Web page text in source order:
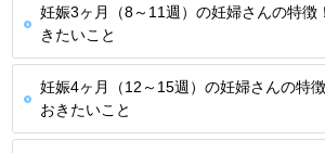
妊娠3ヶ月（8～11週）の妊婦さんの特徴
きたいこと
妊娠4ヶ月（12～15週）の妊婦さんの特
おきたいこと